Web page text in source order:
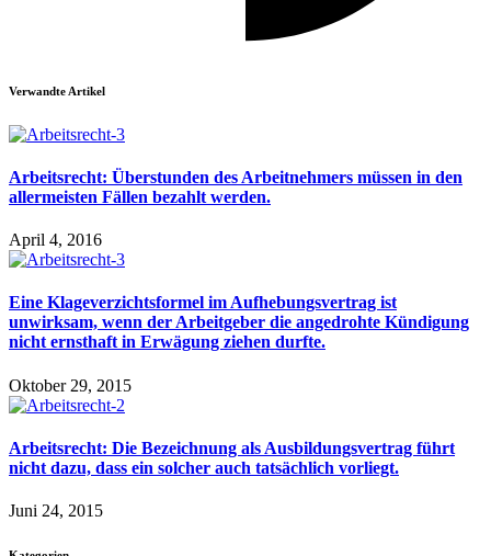
Verwandte Artikel
Arbeitsrecht: Überstunden des Arbeitnehmers müssen in den
allermeisten Fällen bezahlt werden.
April 4, 2016
Eine Klageverzichtsformel im Aufhebungsvertrag ist
unwirksam, wenn der Arbeitgeber die angedrohte Kündigung
nicht ernsthaft in Erwägung ziehen durfte.
Oktober 29, 2015
Arbeitsrecht: Die Bezeichnung als Ausbildungsvertrag führt
nicht dazu, dass ein solcher auch tatsächlich vorliegt.
Juni 24, 2015